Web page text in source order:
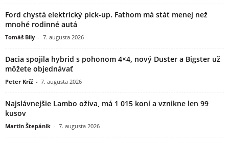
Ford chystá elektrický pick-up. Fathom má stáť menej než
mnohé rodinné autá
Tomáš Bíly - 7. augusta 2026
Dacia spojila hybrid s pohonom 4×4, nový Duster a Bigster už
môžete objednávať
Peter Kríž - 7. augusta 2026
Najslávnejšie Lambo ožíva, má 1 015 koní a vznikne len 99
kusov
Martin Štepánik - 7. augusta 2026